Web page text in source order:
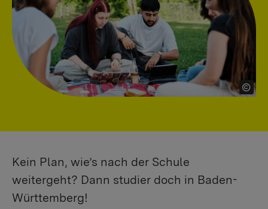
Kein Plan, wie’s nach der Schule
weitergeht? Dann studier doch in Baden-
Württemberg!